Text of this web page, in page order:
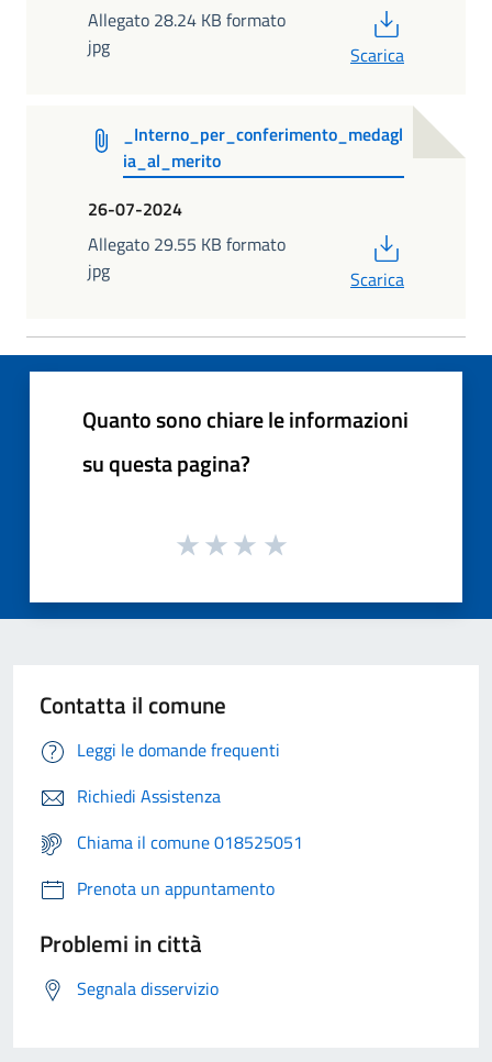
Allegato 28.24 KB formato
jpg
Scarica
_Interno_per_conferimento_medagl
ia_al_merito
26-07-2024
Allegato 29.55 KB formato
jpg
Scarica
Quanto sono chiare le informazioni
su questa pagina?
Contatta il comune
Leggi le domande frequenti
Richiedi Assistenza
Chiama il comune 018525051
Prenota un appuntamento
Problemi in città
Segnala disservizio